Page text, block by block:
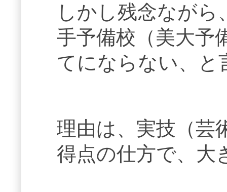
しかし残念ながら
手予備校（美大予
てにならない、と
理由は、実技（芸
得点の仕方で、大